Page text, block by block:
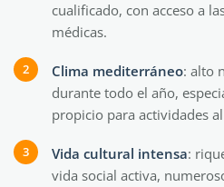
cualificado, con acceso a
médicas.
Clima mediterráneo: alto
durante todo el año,
propicio para actividades
Vida cultural intensa:
vida social activa,